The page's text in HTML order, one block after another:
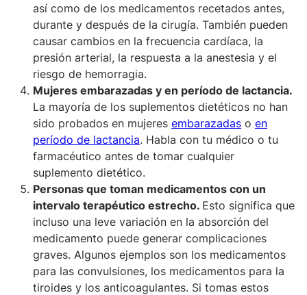
así como de los medicamentos recetados antes,
durante y después de la cirugía. También pueden
causar cambios en la frecuencia cardíaca, la
presión arterial, la respuesta a la anestesia y el
riesgo de hemorragia.
Mujeres embarazadas y en período de lactancia.
La mayoría de los suplementos dietéticos no han
sido probados en mujeres embarazadas o en
período de lactancia. Habla con tu médico o tu
farmacéutico antes de tomar cualquier
suplemento dietético.
Personas que toman medicamentos con un
intervalo terapéutico estrecho. Esto significa que
incluso una leve variación en la absorción del
medicamento puede generar complicaciones
graves. Algunos ejemplos son los medicamentos
para las convulsiones, los medicamentos para la
tiroides y los anticoagulantes. Si tomas estos